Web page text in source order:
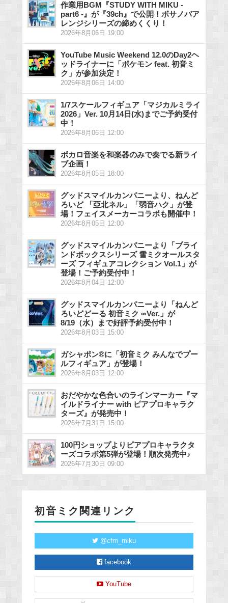
作業用BGM『STUDY WITH MIKU -
part6 -』が『39ch』で公開！ボサノバア
レンジシリーズの締めくくり！
2026年8月06日 19:00
YouTube Music Weekend 12.0のDay2ヘ
ッドライナーに「ポケモン feat. 初音ミ
ク」が参加決定！
2026年8月06日 14:00
1/7スケールフィギュア「マジカルミライ
2026」Ver. 10月14日(水)までご予約受付
中！
2026年8月06日 12:00
ボカロ音楽を和楽器のみで奏でる新ライ
ブ企画！
2026年8月05日 18:00
グッドスマイルカンパニーより、ねんど
ろいど 「亞北ネル」「弱音ハク」が登
場！フェイスメーカーコラボも開催中！
2026年8月05日 12:00
グッドスマイルカンパニーより「ブライ
ンドボックスシリーズ 雪ミクオールスタ
ーズ フィギュアコレクション Vol.1」が
登場！ご予約受付中！
2026年8月04日 12:00
グッドスマイルカンパニーより「ねんど
ろいどどーる 初音ミク ∞Ver.」が
8/19（水）まで好評予約受付中！
2026年8月03日 15:00
ガシャポン®に「初音ミク みんなでプー
ルフィギュア」が登場！
2026年8月03日 12:00
おだやかな色合いのラインマーカー『マ
イルドライナー with ピアプロキャラク
ターズ』が発売中！
2026年7月31日 15:00
100円ショップよりピアプロキャラクタ
ーズコラボ第5弾が登場！順次発売中♪
2026年7月30日 09:00
初音ミク関連リンク
@cfm_miku
facebook
YouTube